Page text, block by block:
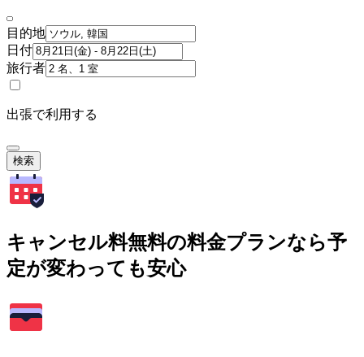
目的地
日付
旅行者
出張で利用する
検索
キャンセル料無料の料金プランなら予
定が変わっても安心